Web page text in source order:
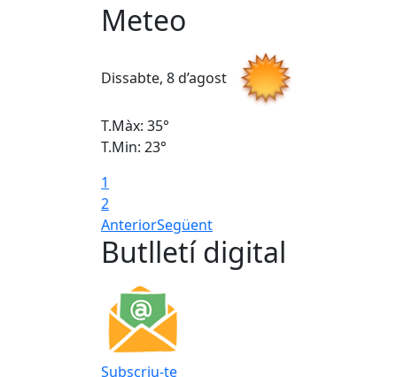
Meteo
Dissabte, 8 d’agost
T.Màx: 35°
T.Min: 23°
1
2
AnteriorSegüent
Butlletí digital
Subscriu-te